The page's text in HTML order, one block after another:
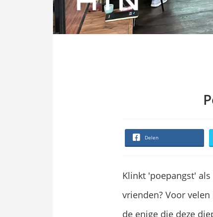
Delen
Klinkt 'poepangst'
vrienden? Voor
de enige die deze